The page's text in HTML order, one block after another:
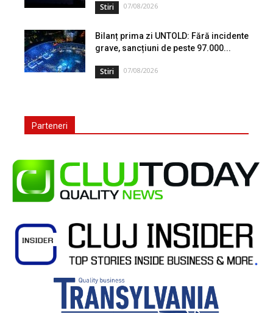
Stiri 07/08/2026
Bilanț prima zi UNTOLD: Fără incidente
grave, sancțiuni de peste 97.000...
Stiri 07/08/2026
Parteneri